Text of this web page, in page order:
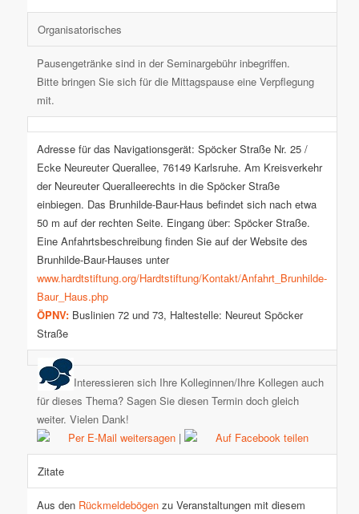
Organisatorisches
Pausengetränke sind in der Seminargebühr inbegriffen.
Bitte bringen Sie sich für die Mittagspause eine Verpflegung
mit.
Adresse für das Navigationsgerät: Spöcker Straße Nr. 25 /
Ecke Neureuter Querallee, 76149 Karlsruhe. Am Kreisverkehr
der Neureuter Queralleerechts in die Spöcker Straße
einbiegen. Das Brunhilde-Baur-Haus befindet sich nach etwa
50 m auf der rechten Seite. Eingang über: Spöcker Straße.
Eine Anfahrtsbeschreibung finden Sie auf der Website des
Brunhilde-Baur-Hauses unter
www.hardtstiftung.org/Hardtstiftung/Kontakt/Anfahrt_Brunhilde-
Baur_Haus.php
ÖPNV:Buslinien 72 und 73, Haltestelle: Neureut Spöcker
Straße
Interessieren sich Ihre Kolleginnen/Ihre Kollegen auch
für dieses Thema? Sagen Sie diesen Termin doch gleich
weiter. Vielen Dank!
Per E-Mail weitersagen| Auf Facebook teilen
Zitate
Aus den Rückmeldebögenzu Veranstaltungen mit diesem